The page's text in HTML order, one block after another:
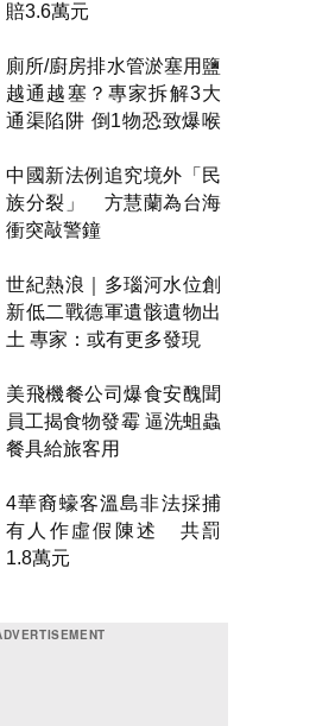
賠3.6萬元
廁所/廚房排水管淤塞用鹽
越通越塞？專家拆解3大
通渠陷阱 倒1物恐致爆喉
中國新法例追究境外「民
族分裂」 方慧蘭為台海
衝突敲警鐘
世紀熱浪｜多瑙河水位創
新低二戰德軍遺骸遺物出
土 專家：或有更多發現
美飛機餐公司爆食安醜聞
員工揭食物發霉 逼洗蛆蟲
餐具給旅客用
4華裔蠔客溫島非法採捕
有人作虛假陳述 共罰
1.8萬元